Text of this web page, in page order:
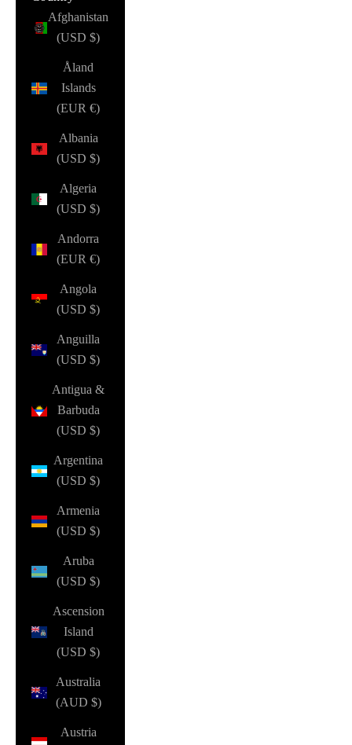
Afghanistan
(USD $)
Åland
Islands
(EUR €)
Albania
(USD $)
Algeria
(USD $)
Andorra
(EUR €)
Angola
(USD $)
Anguilla
(USD $)
Antigua &
Barbuda
(USD $)
Argentina
(USD $)
Armenia
(USD $)
Aruba
(USD $)
Ascension
Island
(USD $)
Australia
(AUD $)
Austria